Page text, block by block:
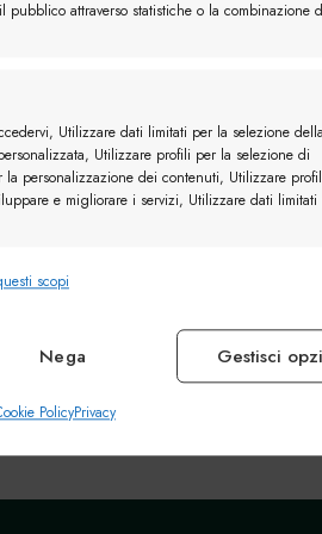
attraverso statistiche o la combinazione
Utilizzare dati limitati per la selezione della
Utilizzare profili per la selezione di
personalizzazione dei contenuti, Utilizzare
e migliorare i servizi, Utilizzare dati limitati
informazioni trasmesse automaticamente.
e rilevare frodi, correggere
scopi
Nega Gestisci
PolicyPrivacy
Camoscio